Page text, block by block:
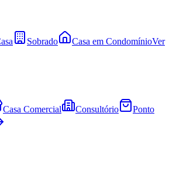
Sobrado Casa em CondomínioVer
Casa Comercial Consultório
Ponto